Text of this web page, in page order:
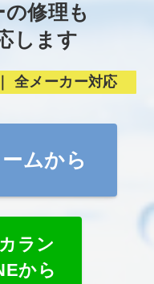
修理も
します
全メーカー対応
ムから
ラン
から